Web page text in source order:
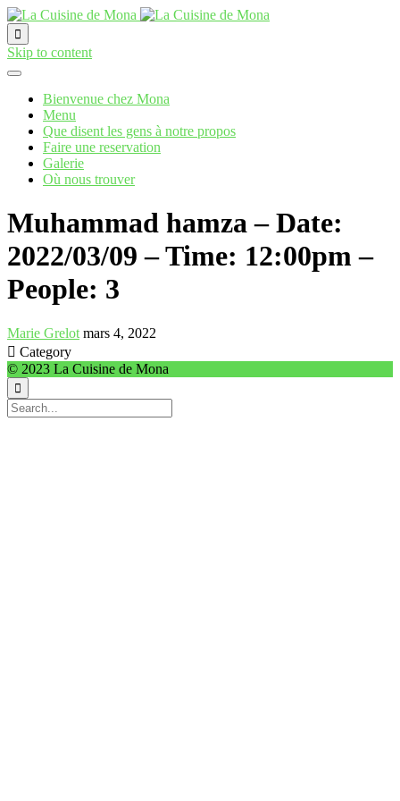

Skip to content
Bienvenue chez Mona
Menu
Que disent les gens à notre propos
Faire une reservation
Galerie
Où nous trouver
Muhammad hamza – Date:
2022/03/09 – Time: 12:00pm –
People: 3
Marie Grelot mars 4, 2022
 Category
© 2023 La Cuisine de Mona
